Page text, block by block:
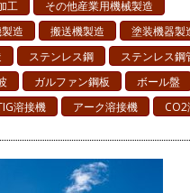
工
その他産業用機械製造
造
搬送機製造
塗装機器製
ステンレス鋼
ステンレス鋼
ガルファン鋼板
ボール盤
溶接機 アーク溶接機